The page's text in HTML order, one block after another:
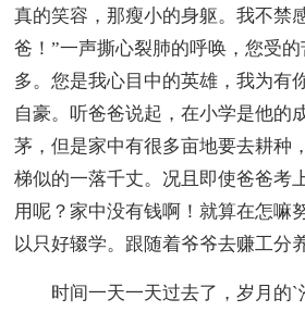
真的笑容，那瘦小的身躯。我不禁
爸！”一声撕心裂肺的呼唤，您受
多。您是我心目中的英雄，我为有
自豪。听爸爸说起，在小学是他的
茅，但是家中有很多亩地要去耕种
梯似的一落千丈。况且即使爸爸考
用呢？家中没有钱啊！就算在怎嘛
以只好辍学。跟随着爷爷去赚工分
时间一天一天过去了，岁月的`